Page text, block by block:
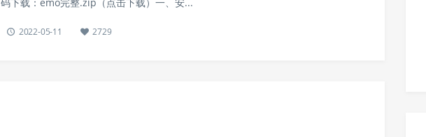
2022-05-11 2729